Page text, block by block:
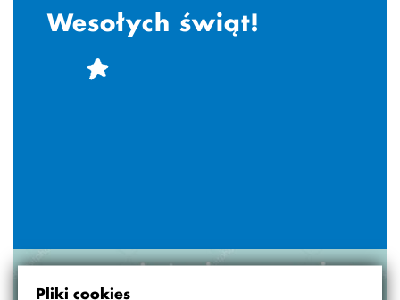
Pliki cookies
Wesołych świąt!